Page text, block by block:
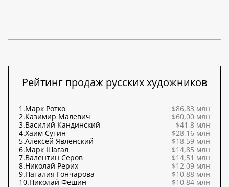
Рейтинг продаж русских художников
1.Марк Ротко
$86,83 млн
2.Казимир Малевич
$60,00 млн
3.Василий Кандинский
$41,8 млн
4.Хаим Сутин
$28,16 млн
5.Алексей Явленский
$18,59 млн
6.Марк Шагал
$14,85 млн
7.Валентин Серов
$14,51 млн
8.Николай Рерих
$12,09 млн
9.Наталия Гончарова
$10,88 млн
10.Николай Фешин
$10,84 млн